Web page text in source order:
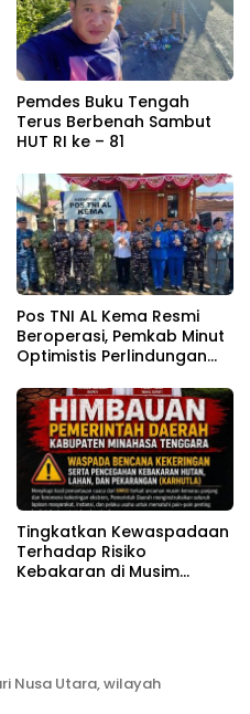
Pemdes Buku Tengah
Terus Berbenah Sambut
HUT RI ke – 81
Pos TNI AL Kema Resmi
Beroperasi, Pemkab Minut
Optimistis Perlindungan
Tingkatkan Kewaspadaan
Terhadap Risiko
Kebakaran di Musim
Nusa Utara, wilayah